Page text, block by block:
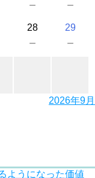
－ －
28
－
29
－
2026年9月
ようになった価値